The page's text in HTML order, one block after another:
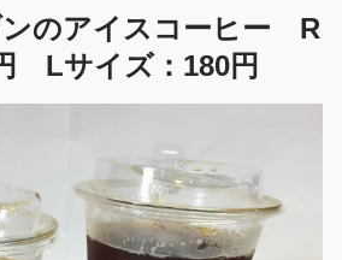
のアイスコーヒー R
Lサイズ：180円